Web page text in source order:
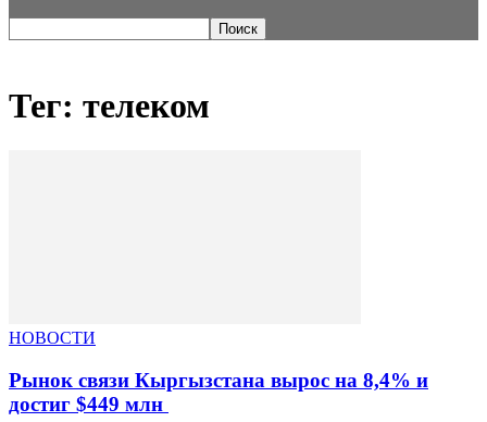
Тег: телеком
НОВОСТИ
Рынок связи Кыргызстана вырос на 8,4% и
достиг $449 млн